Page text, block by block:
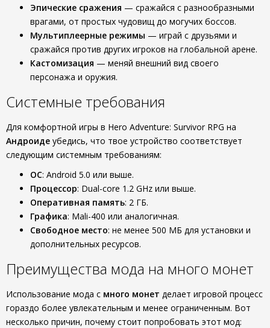
Эпические сражения — сражайся с разнообразными
врагами, от простых чудовищ до могучих боссов.
Мультиплеерные режимы — играй с друзьями и
сражайся против других игроков на глобальной арене.
Кастомизация — меняй внешний вид своего
персонажа и оружия.
Системные требования
Для комфортной игры в Hero Adventure: Survivor RPG на
Андроиде убедись, что твое устройство соответствует
следующим системным требованиям:
ОС: Android 5.0 или выше.
Процессор: Dual-core 1.2 GHz или выше.
Оперативная память: 2 ГБ.
Графика: Mali-400 или аналогичная.
Свободное место: не менее 500 МБ для установки и
дополнительных ресурсов.
Преимущества мода на много монет
Использование мода с много монет делает игровой процесс
гораздо более увлекательным и менее ограниченным. Вот
несколько причин, почему стоит попробовать этот мод: